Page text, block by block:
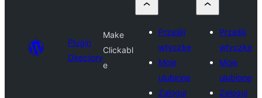
Plugin
Directory
Make
Clickabl
e
Prześlij
wtyczkę
Moje
ulubione
Zaloguj
Prześlij
wtyczkę
Moje
ulubione
Zaloguj